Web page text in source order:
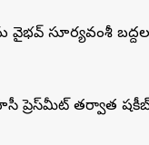
వైభవ్ సూర్యవంశీ
ప్రెస్‌మీట్‌ తర్వాత